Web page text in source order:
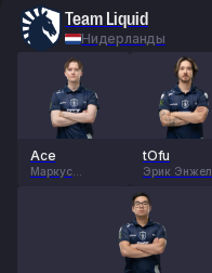
Team Liquid
Нидерланды
Ace
Маркус
tOfu
Эрик Энжел